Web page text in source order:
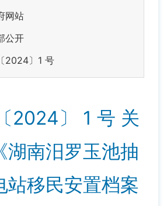
网站
公开
2024〕1 号
2024〕 1 号 关
湖南汨罗玉池抽
站移民安置档案